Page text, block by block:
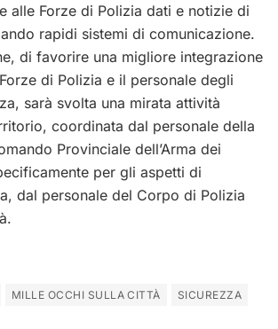
alle Forze di Polizia dati e notizie di
rapidi sistemi di comunicazione.
di favorire una migliore integrazione
di Polizia e il personale degli
sarà svolta una mirata attività
coordinata dal personale della
Provinciale dell’Arma dei
per gli aspetti di
dal personale del Corpo di Polizia
MILLE OCCHI SULLA CITTÀ SICUREZZA